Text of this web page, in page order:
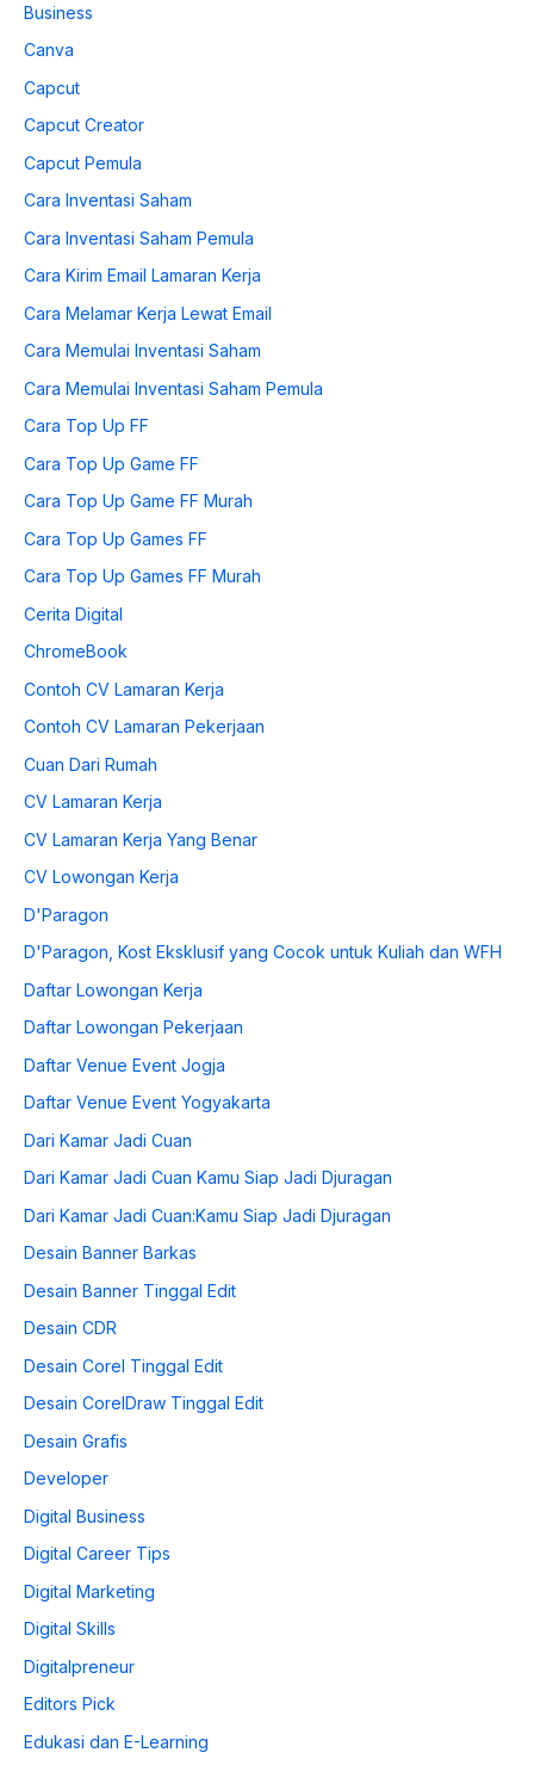
Business
Canva
Capcut
Capcut Creator
Capcut Pemula
Cara Inventasi Saham
Cara Inventasi Saham Pemula
Cara Kirim Email Lamaran Kerja
Cara Melamar Kerja Lewat Email
Cara Memulai Inventasi Saham
Cara Memulai Inventasi Saham Pemula
Cara Top Up FF
Cara Top Up Game FF
Cara Top Up Game FF Murah
Cara Top Up Games FF
Cara Top Up Games FF Murah
Cerita Digital
ChromeBook
Contoh CV Lamaran Kerja
Contoh CV Lamaran Pekerjaan
Cuan Dari Rumah
CV Lamaran Kerja
CV Lamaran Kerja Yang Benar
CV Lowongan Kerja
D'Paragon
D'Paragon, Kost Eksklusif yang Cocok untuk Kuliah dan WFH
Daftar Lowongan Kerja
Daftar Lowongan Pekerjaan
Daftar Venue Event Jogja
Daftar Venue Event Yogyakarta
Dari Kamar Jadi Cuan
Dari Kamar Jadi Cuan Kamu Siap Jadi Djuragan
Dari Kamar Jadi Cuan:Kamu Siap Jadi Djuragan
Desain Banner Barkas
Desain Banner Tinggal Edit
Desain CDR
Desain Corel Tinggal Edit
Desain CorelDraw Tinggal Edit
Desain Grafis
Developer
Digital Business
Digital Career Tips
Digital Marketing
Digital Skills
Digitalpreneur
Editors Pick
Edukasi dan E-Learning